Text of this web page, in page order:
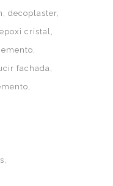
decoplaster
epoxi cristal
fachada